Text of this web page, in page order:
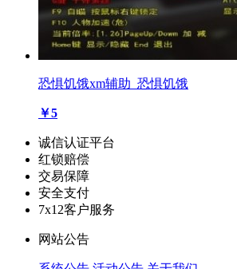
恐惧饥饿xm辅助_恐惧饥饿
￥5
诚信认证平台
红锁赔偿
交易保障
安全支付
7x12客户服务
网站公告